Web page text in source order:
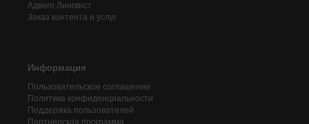
Адвего Лингвист
Заказ контента и услуг
Информация
Пользовательское соглашение
Политика конфиденциальности
Поддержка пользователей
Партнерская программа